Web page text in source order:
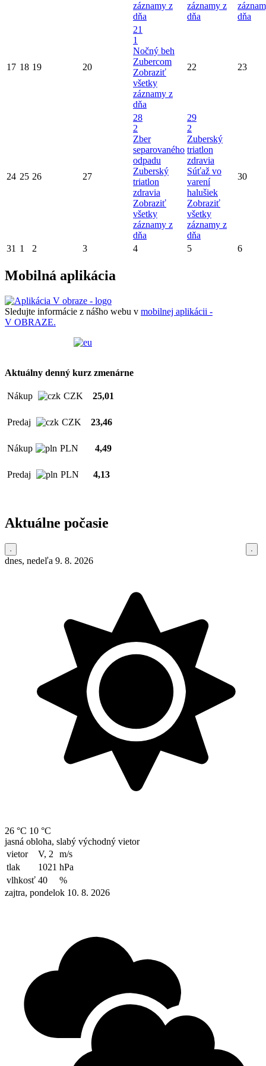
záznamy z
dňa
záznamy z
dňa
dňa
17 18 19 20
21
1
Nočný beh
Zubercom
Zobraziť
všetky
záznamy z
dňa
22 23
24 25 26 27
28
2
Zber
separovaného
odpadu
Zuberský
triatlon
zdravia
Zobraziť
všetky
záznamy z
dňa
29
2
Zuberský
triatlon
zdravia
Súťaž vo
varení
halušiek
Zobraziť
všetky
záznamy z
dňa
30
31 1 2 3 4 5 6
Mobilná aplikácia
Sledujte informácie z nášho webu v mobilnej aplikácii -
V OBRAZE.
Aktuálny denný kurz zmenárne
Nákup CZK 25,01
Predaj CZK 23,46
Nákup PLN 4,49
Predaj PLN 4,13
Aktuálne počasie
dnes, nedeľa 9. 8. 2026
26 °C 10 °C
jasná obloha, slabý východný vietor
vietor
V, 2
m/s
tlak
1021 hPa
vlhkosť 40
%
zajtra, pondelok 10. 8. 2026